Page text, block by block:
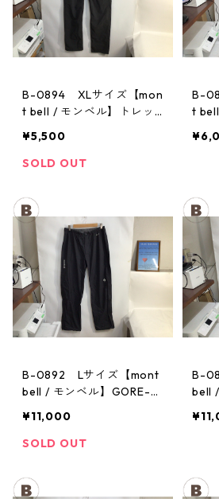
B-0894 XLサイズ【mon
t bell / モンベル】トレッ
チ レディース GM
¥5,500
SOLD OUT
B-
t
メン
B-0892 Lサイズ【mont
bell / モンベル】GORE-T
パンツ：メンズBK
¥11,000
SOLD OUT
B-
bell
パン